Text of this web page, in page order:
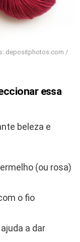
depositphotos.com /
essa
beleza e
(ou rosa)
o fio
a dar